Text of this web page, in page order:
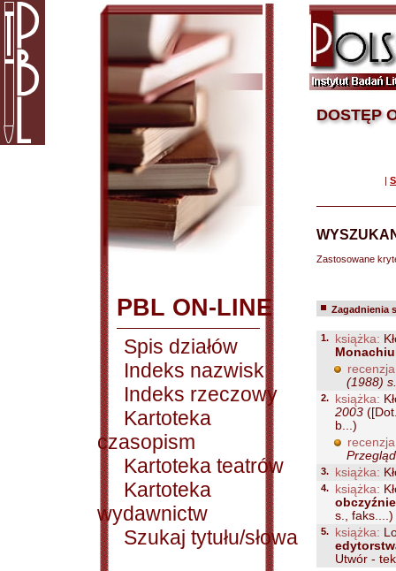
PBL ON-LINE
Spis działów
Indeks nazwisk
Indeks rzeczowy
Kartoteka
czasopism
Kartoteka teatrów
Kartoteka
wydawnictw
Szukaj tytułu/słowa
DOSTĘP
|
Zastosowane
Zagadnienia
1. książka:
(1988)
2. książka:
2003
b...)
3. książka:
4. książka:
obczyźnie
s., faks....)
5. książka:
Utwór -